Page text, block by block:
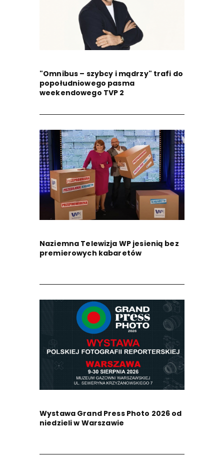
"Omnibus – szybcy i mądrzy" trafi do
popołudniowego pasma
weekendowego TVP 2
Naziemna Telewizja WP jesienią bez
premierowych kabaretów
Wystawa Grand Press Photo 2026 od
niedzieli w Warszawie